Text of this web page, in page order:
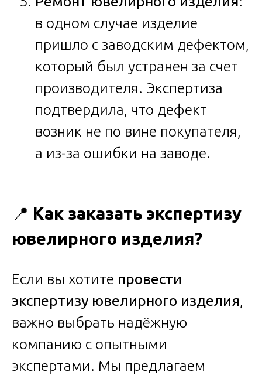
в одном случае изделие
пришло с заводским дефектом,
который был устранен за счет
производителя. Экспертиза
подтвердила, что дефект
возник не по вине покупателя,
а из-за ошибки на заводе.
📍 Как заказать экспертизу
ювелирного изделия?
Если вы хотите провести
экспертизу ювелирного изделия,
важно выбрать надёжную
компанию с опытными
экспертами. Мы предлагаем